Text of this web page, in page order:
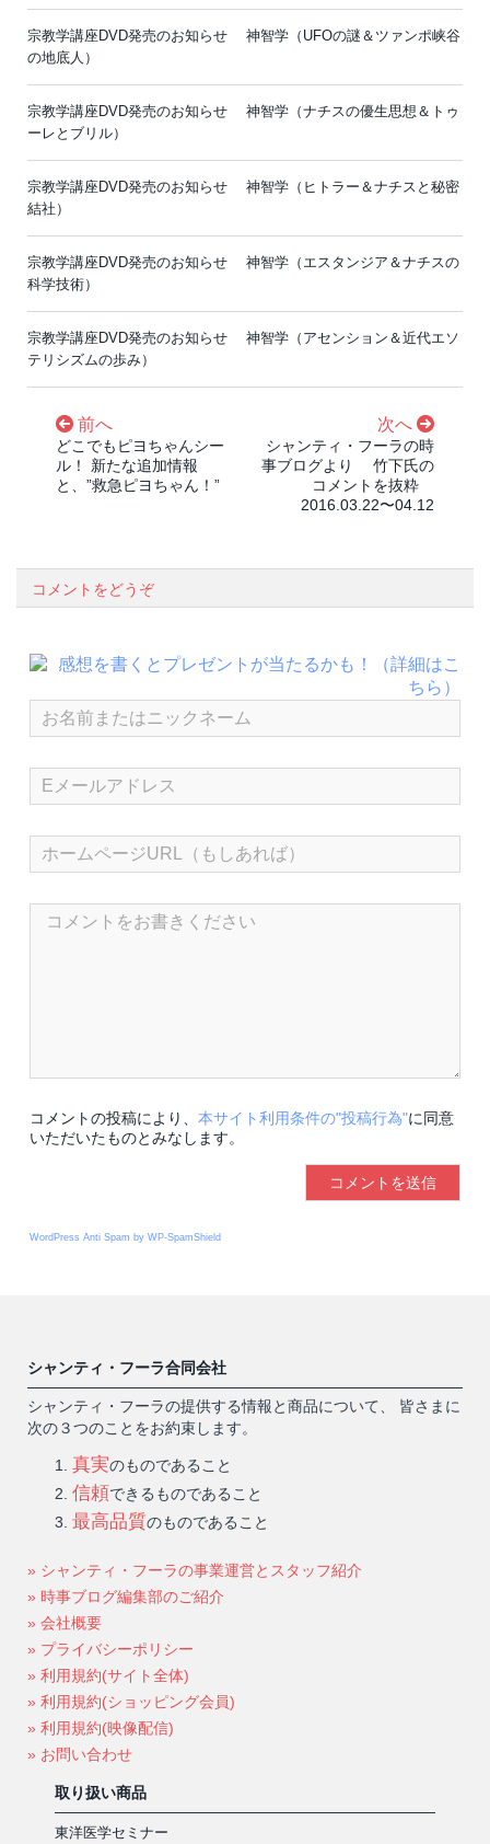
宗教学講座DVD発売のお知らせ 神智学（UFOの謎＆ツァンポ峡谷
の地底人）
宗教学講座DVD発売のお知らせ 神智学（ナチスの優生思想＆トゥ
ーレとブリル）
宗教学講座DVD発売のお知らせ 神智学（ヒトラー＆ナチスと秘密
結社）
宗教学講座DVD発売のお知らせ 神智学（エスタンジア＆ナチスの
科学技術）
宗教学講座DVD発売のお知らせ 神智学（アセンション＆近代エソ
テリシズムの歩み）
前へ
どこでもピヨちゃんシー
ル！ 新たな追加情報
と、”救急ピヨちゃん！”
次へ
シャンティ・フーラの時
事ブログより 竹下氏の
コメントを抜粋
2016.03.22〜04.12
コメントをどうぞ
コメントの投稿により、 本サイト利用条件の"投稿行為"に同意
いただいたものとみなします。
WordPress Anti Spam by WP-SpamShield
シャンティ・フーラ合同会社
シャンティ・フーラの提供する情報と商品について、 皆さまに
次の３つのことをお約束します。
真実のものであること
信頼できるものであること
最高品質のものであること
» シャンティ・フーラの事業運営とスタッフ紹介
» 時事ブログ編集部のご紹介
» 会社概要
» プライバシーポリシー
» 利用規約(サイト全体)
» 利用規約(ショッピング会員)
» 利用規約(映像配信)
» お問い合わせ
取り扱い商品
東洋医学セミナー